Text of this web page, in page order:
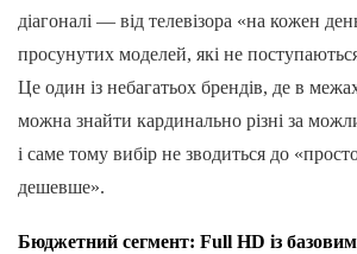
діагоналі — від телевізора «на кожен
просунутих моделей, які не
Це один із небагатьох брендів, де в
можна знайти кардинально різні за
і саме тому вибір не зводиться до
дешевше».
Бюджетний сегмент: Full HD із